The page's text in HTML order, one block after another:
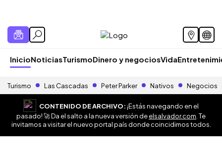
InicioNoticiasTurismoDinero y negociosVida
Turismo Las Cascadas Peter Parker Nativos Negocios
CONTENIDO DE ARCHIVO:¡Estás navegando en el
pasado! 🚀 Da el salto a la nueva versión deelsalvador.com . Te
invitamos a visitar el nuevo portal país donde coincidimos todos.